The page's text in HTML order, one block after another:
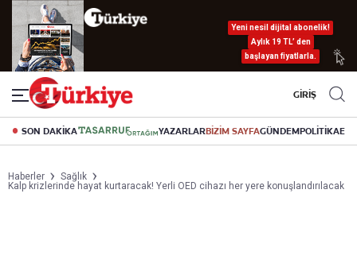
Yeni nesil dijital abonelik!
Aylık 19 TL’ den
başlayan fiyatlarla.
GİRİŞ
SON DAKİKA YAZARLARBİZİM SAYFAGÜNDEMPOLİTİKA
Haberler
Sağlık
Kalp krizlerinde hayat kurtaracak! Yerli OED cihazı her yere konuşlandırılacak